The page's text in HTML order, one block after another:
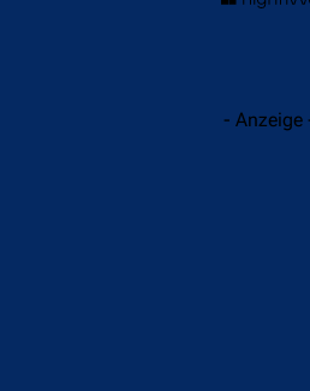
- Anzeige